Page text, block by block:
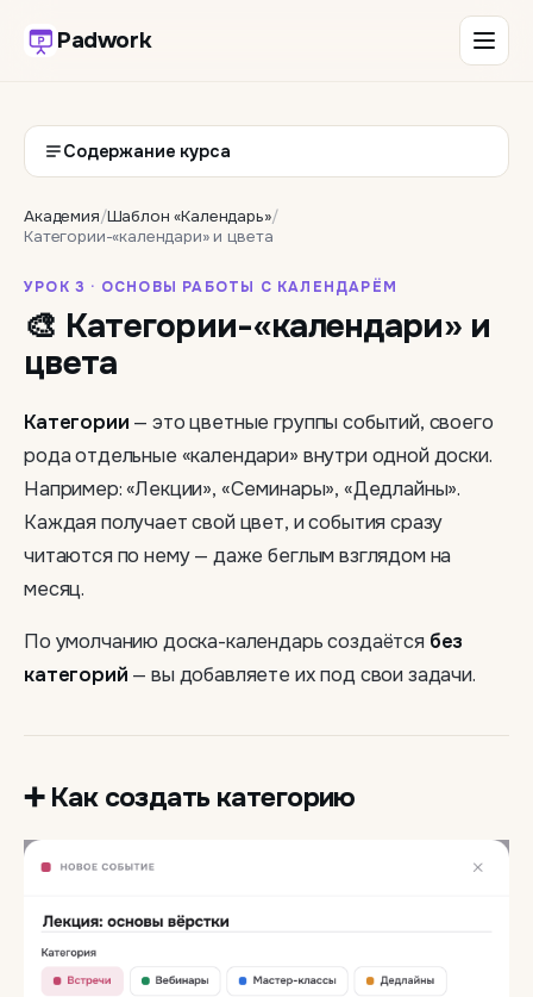
Padwork
Содержание курса
Академия/Шаблон «Календарь»/
Категории-«календари» и цвета
УРОК 3 · ОСНОВЫ РАБОТЫ С КАЛЕНДАРЁМ
🎨 Категории-«календари» и
цвета
Категории — это цветные группы событий, своего
рода отдельные «календари» внутри одной доски.
Например: «Лекции», «Семинары», «Дедлайны».
Каждая получает свой цвет, и события сразу
читаются по нему — даже беглым взглядом на
месяц.
По умолчанию доска-календарь создаётся без
категорий — вы добавляете их под свои задачи.
➕ Как создать категорию